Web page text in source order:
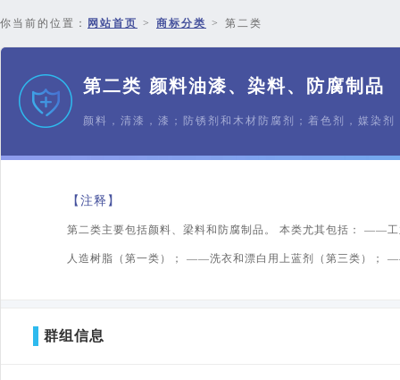
你当前的位置： 网站首页 > 商标分类 > 第二类
第二类 颜料油漆、染料、防腐制品
颜料，清漆，漆；防锈剂和木材防腐剂；着色剂，媒染
【注释】
第二类主要包括颜料、梁料和防腐制品。 本类尤其包括：
人造树脂（第一类）； ——洗衣和漂白用上蓝剂（第三类）；
群组信息